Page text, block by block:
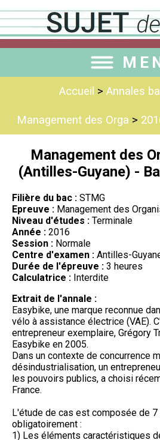
Accueil > Annales
Management des Orga >
Management des
(Antilles-Guyane) -
Filière du bac : STMG
Epreuve : Management des
Niveau d'études : Terminale
Année : 2016
Session : Normale
Centre d'examen : Antilles-
Durée de l'épreuve : 3 heures
Calculatrice : Interdite
Extrait de l'annale :
Easybike, une marque reconnue
vélo à assistance électrice (VAE).
entrepreneur exemplaire, Grégory
Easybike en 2005.
Dans un contexte de concurrence
désindustrialisation, un
les pouvoirs publics, a choisi
France.
L'étude de cas est composée de
obligatoirement :
1) Les éléments caractéristiques